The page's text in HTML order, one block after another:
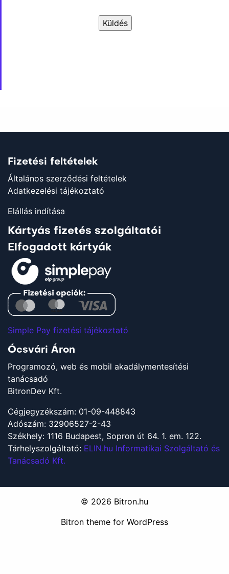
Fizetési feltételek
Általános szerződési feltételek
Adatkezelési tájékoztató
Elállás indítása
Kártyás fizetés szolgáltatói
Elfogadott kártyák
Simple Pay fizetési tájékoztató
Ócsvári Áron
Programozó, web és mobil akadálymentesítési
tanácsadó
BitronDev Kft.
Cégjegyzékszám: 01-09-448843
Adószám: 32906527-2-43
Székhely: 1116 Budapest, Sopron út 64. 1. em. 122.
Tárhelyszolgáltató: ELIN.hu Informatikai Szolgáltató és
Tanácsadó Kft.
© 2026 Bitron.hu
Bitron theme for WordPress